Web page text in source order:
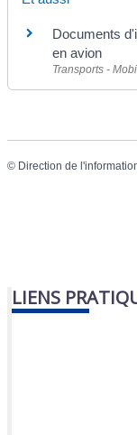
Documents
en avion
Transports -
© Direction de
LIENS